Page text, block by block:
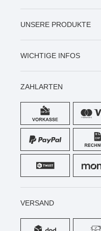
UNSERE PRODUKTE
WICHTIGE INFOS
ZAHLARTEN
VERSAND